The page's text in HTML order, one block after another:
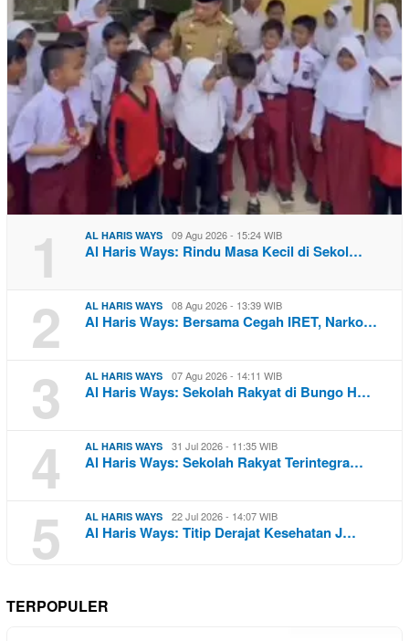
1 AL HARIS WAYS 09 Agu 2026 - 15:24 WIB
Al Haris Ways: Rindu Masa Kecil di Sekol…
2 AL HARIS WAYS 08 Agu 2026 - 13:39 WIB
Al Haris Ways: Bersama Cegah IRET, Narko…
3 AL HARIS WAYS 07 Agu 2026 - 14:11 WIB
Al Haris Ways: Sekolah Rakyat di Bungo H…
4 AL HARIS WAYS 31 Jul 2026 - 11:35 WIB
Al Haris Ways: Sekolah Rakyat Terintegra…
5 AL HARIS WAYS 22 Jul 2026 - 14:07 WIB
Al Haris Ways: Titip Derajat Kesehatan J…
TERPOPULER